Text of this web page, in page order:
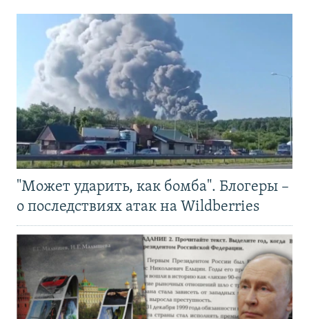
"Может ударить, как бомба". Блогеры –
о последствиях атак на Wildberries